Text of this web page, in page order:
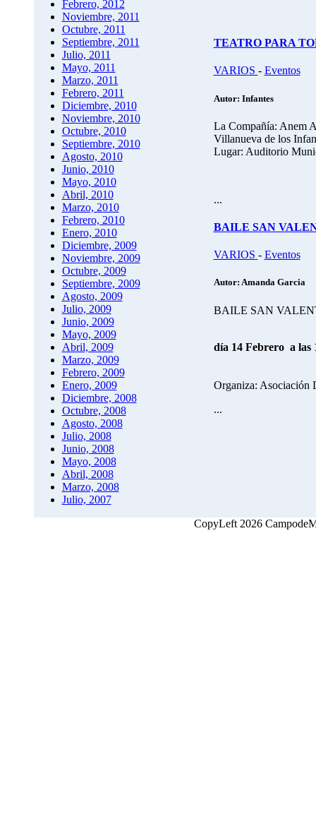
Febrero, 2012
Noviembre, 2011
Octubre, 2011
Septiembre, 2011
Julio, 2011
Mayo, 2011
Marzo, 2011
Febrero, 2011
Diciembre, 2010
Noviembre, 2010
Octubre, 2010
Septiembre, 2010
Agosto, 2010
Junio, 2010
Mayo, 2010
Abril, 2010
Marzo, 2010
Febrero, 2010
Enero, 2010
Diciembre, 2009
Noviembre, 2009
Octubre, 2009
Septiembre, 2009
Agosto, 2009
Julio, 2009
Junio, 2009
Mayo, 2009
Abril, 2009
Marzo, 2009
Febrero, 2009
Enero, 2009
Diciembre, 2008
Octubre, 2008
Agosto, 2008
Julio, 2008
Junio, 2008
Mayo, 2008
Abril, 2008
Marzo, 2008
Julio, 2007
TEATRO PARA
VARIOS - Eventos
Autor: Infantes
La Compañía: Anem
Villanueva de los
Lugar: Auditorio
...
BAILE SAN
VARIOS - Eventos
Autor: Amanda Garcia
BAILE SAN
día 14 Febrero a las
Organiza: Asociación
...
CopyLeft 2026